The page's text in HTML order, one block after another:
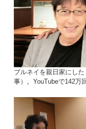
ブルネイを親日家にし
事）。YouTubeで142万